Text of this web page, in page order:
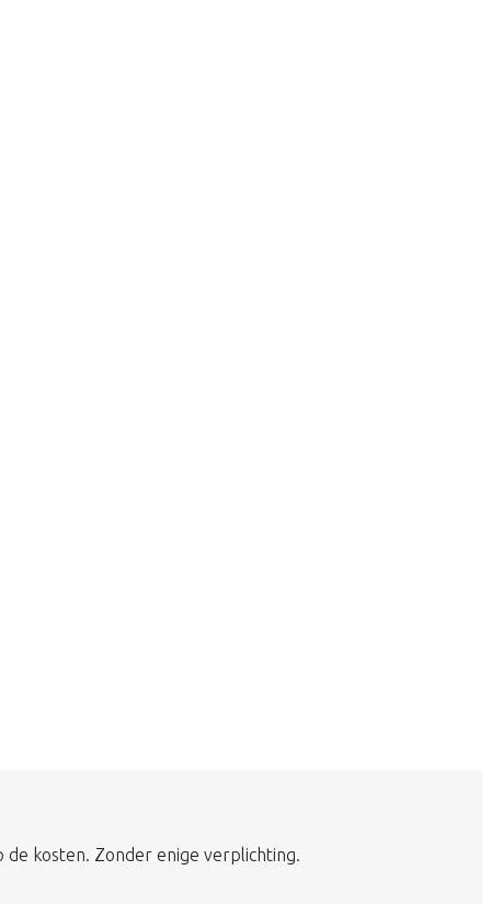
kosten. Zonder enige verplichting.